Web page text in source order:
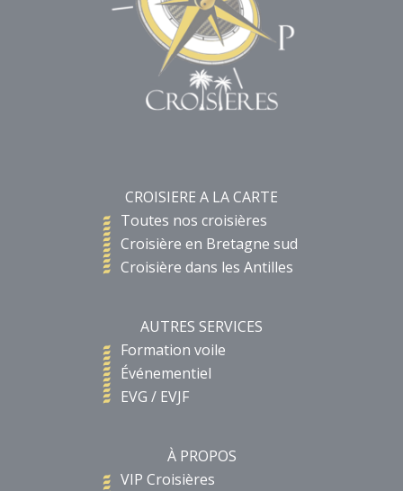
CROISIERE A LA CARTE
Toutes nos croisières
Croisière en Bretagne sud
Croisière dans les Antilles
AUTRES SERVICES
Formation voile
Événementiel
EVG / EVJF
À PROPOS
VIP Croisières